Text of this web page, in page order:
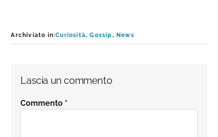
Archiviato in:Curiosità,Gossip, News
Interazioni
del
Lascia un commento
Commento *